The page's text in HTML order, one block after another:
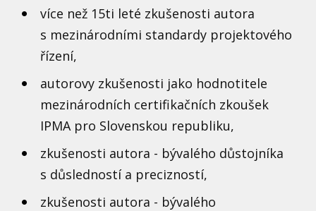
více než 15ti leté zkušenosti autora
s mezinárodními standardy projektového
řízení,
autorovy zkušenosti jako hodnotitele
mezinárodních certifikačních zkoušek
IPMA pro Slovenskou republiku,
zkušenosti autora - bývalého důstojníka
s důsledností a precizností,
zkušenosti autora - bývalého